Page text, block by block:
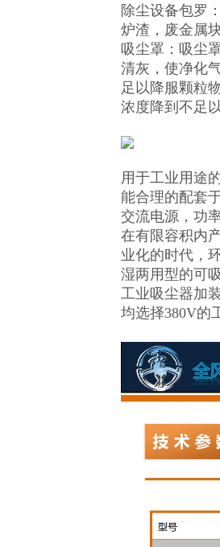
除尘设备包罗
炉渣，废金属
吸尘罩：吸尘
清灰，使净化
足以降服颗粒
浓度降到不足
用于工业用途
能合理的配套
交流电源，功
在有限容积内
业化的时代，
湿两用型的可
工业吸尘器加
均选择380V的